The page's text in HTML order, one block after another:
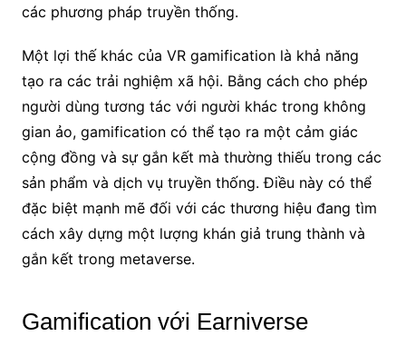
các phương pháp truyền thống.
Một lợi thế khác của VR gamification là khả năng
tạo ra các trải nghiệm xã hội. Bằng cách cho phép
người dùng tương tác với người khác trong không
gian ảo, gamification có thể tạo ra một cảm giác
cộng đồng và sự gắn kết mà thường thiếu trong các
sản phẩm và dịch vụ truyền thống. Điều này có thể
đặc biệt mạnh mẽ đối với các thương hiệu đang tìm
cách xây dựng một lượng khán giả trung thành và
gắn kết trong metaverse.
Gamification với Earniverse